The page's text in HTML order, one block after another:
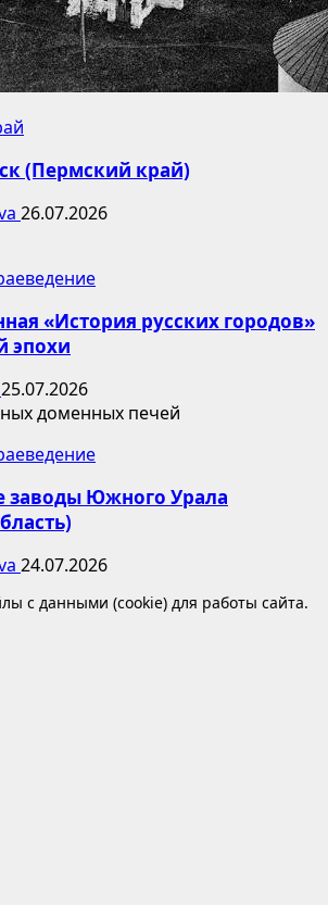
(Пермский край)
26.07.2026
«История русских городов»
эпохи
25.07.2026
заводы Южного Урала
24.07.2026
с данными (cookie) для работы сайта.